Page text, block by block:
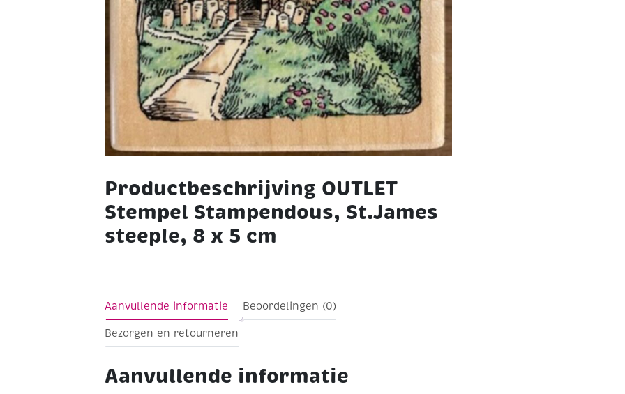
Productbeschrijving OUTLET
Stempel Stampendous, St.James
steeple, 8 x 5 cm
Aanvullende informatie Beoordelingen (0)
Bezorgen en retourneren
Aanvullende informatie